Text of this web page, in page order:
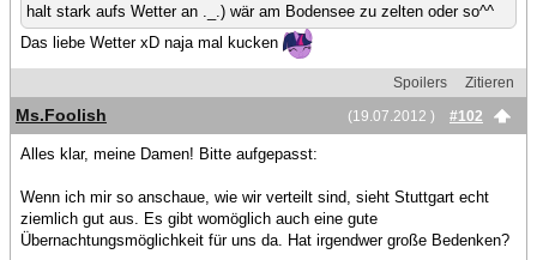
halt stark aufs Wetter an ._.) wär am Bodensee zu zelten oder so^^
Das liebe Wetter xD naja mal kucken
Spoilers
Zitieren
(19.07.2012 )
#102
Ms.Foolish
Alles klar, meine Damen! Bitte aufgepasst:
Wenn ich mir so anschaue, wie wir verteilt sind, sieht Stuttgart echt
ziemlich gut aus. Es gibt womöglich auch eine gute
Übernachtungsmöglichkeit für uns da. Hat irgendwer große Bedenken?